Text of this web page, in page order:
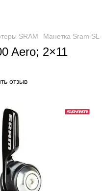
SRAM Манетка Sram
Aero; 2×11
отзыв